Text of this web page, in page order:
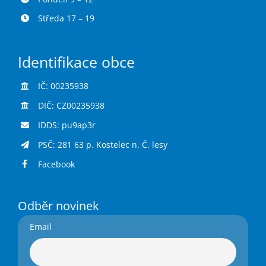
Středa 17 – 19
Identifikace obce
IČ: 00235938
DIČ: CZ00235938
IDDS: pu9ap3r
PSČ: 281 63 p. Kostelec n. Č. lesy
Facebook
Odběr novinek
Email